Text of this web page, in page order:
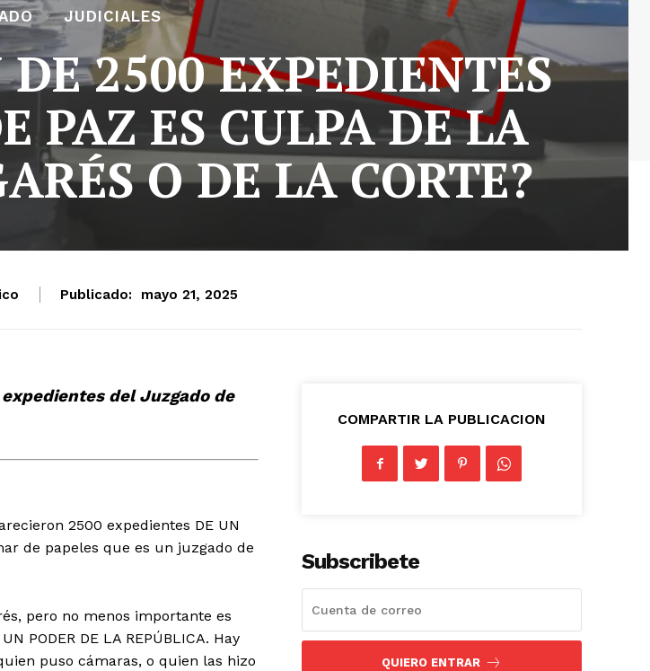
JUDICIALES
2500 EXPEDIENTES
PAZ ES CULPA DE LA
O DE LA CORTE?
Publicado: mayo 21, 2025
del Juzgado de
2500 expedientes DE UN
de papeles que es un juzgado de
pero no menos importante es
PODER DE LA REPÚBLICA. Hay
puso cámaras, o quien las hizo
COMPARTIR LA PUBLICACION
Subscribete
QUIERO ENTRAR